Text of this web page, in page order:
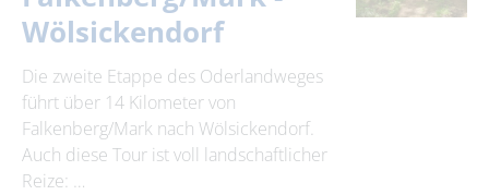
Wölsickendorf
Die zweite Etappe des Oderlandweges
führt über 14 Kilometer von
Falkenberg/Mark nach Wölsickendorf.
Auch diese Tour ist voll landschaftlicher
Reize: …